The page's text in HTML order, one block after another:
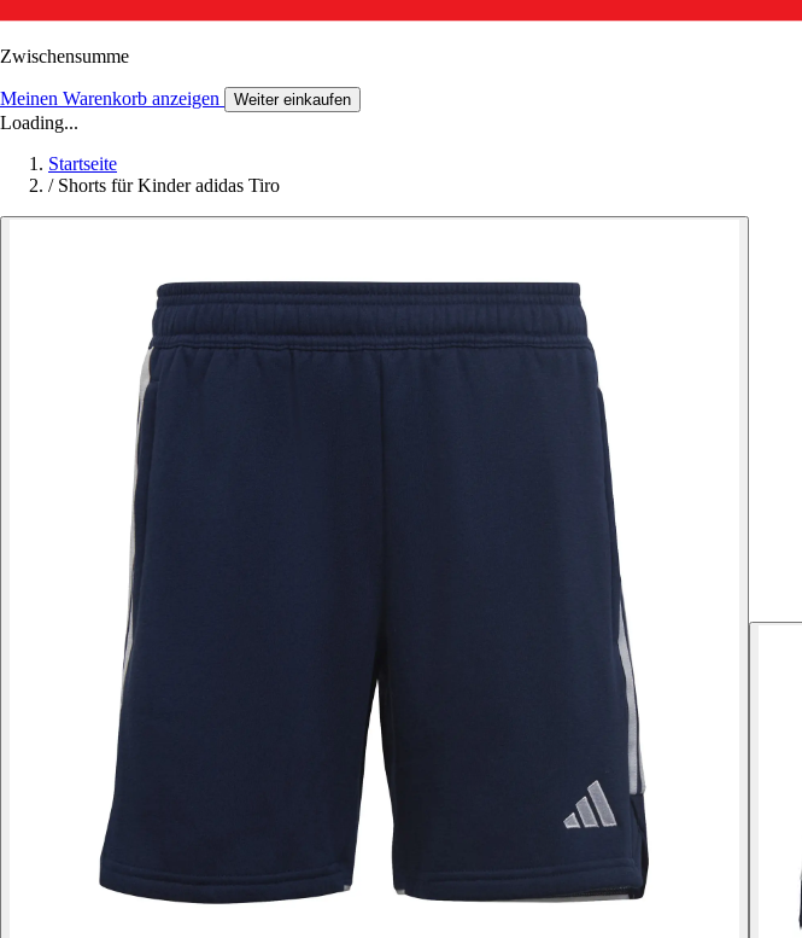
Zwischensumme
Meinen Warenkorb anzeigen Weiter einkaufen
Loading...
Startseite
/ Shorts für Kinder adidas Tiro